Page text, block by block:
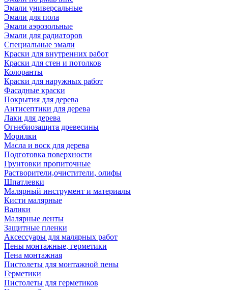
Эмали универсальные
Эмали для пола
Эмали аэрозольные
Эмали для радиаторов
Специальные эмали
Краски для внутренних работ
Краски для стен и потолков
Колоранты
Краски для наружных работ
Фасадные краски
Покрытия для дерева
Антисептики для дерева
Лаки для дерева
Огнебиозащита древесины
Морилки
Масла и воск для дерева
Подготовка поверхности
Грунтовки пропиточные
Растворители,очистители, олифы
Шпатлевки
Малярный инструмент и материалы
Кисти малярные
Валики
Малярные ленты
Защитные пленки
Аксессуары для малярных работ
Пены монтажные, герметики
Пена монтажная
Пистолеты для монтажной пены
Герметики
Пистолеты для герметиков